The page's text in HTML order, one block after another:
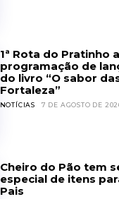
1ª Rota do Pratinho
programação de
do livro “O sabor
Fortaleza”
NOTÍCIAS 7 DE AGOSTO DE
Cheiro do Pão tem
especial de itens
Pais